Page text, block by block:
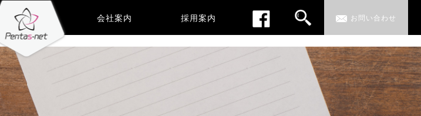
会社案内 採用案内 お問い合わせ